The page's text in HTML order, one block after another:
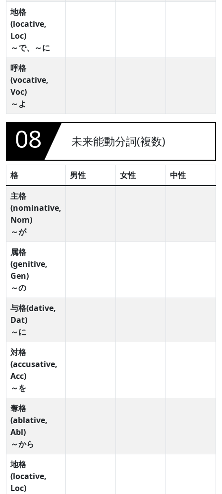
地格
(locative,
Loc)
～で、～に
呼格
(vocative,
Voc)
～よ
08 未来能動分詞(複数)
格 男性 女性
中性
主格
(nominative,
Nom)
～が
属格
(genitive,
Gen)
～の
与格(dative,
Dat)
～に
対格
(accusative,
Acc)
～を
奪格
(ablative,
Abl)
～から
地格
(locative,
Loc)